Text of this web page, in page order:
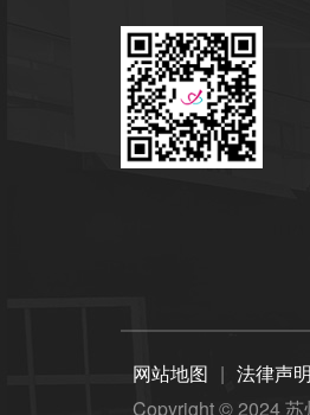
网站地图 | 法律声明
Copyright © 2024苏